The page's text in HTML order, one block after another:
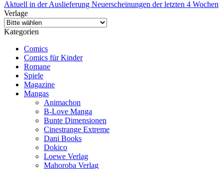
Aktuell in der Auslieferung Neuerscheinungen der letzten 4 Wochen
Verlage
Kategorien
Comics
Comics für Kinder
Romane
Spiele
Magazine
Mangas
Animachon
B-Love Manga
Bunte Dimensionen
Cinestrange Extreme
Dani Books
Dokico
Loewe Verlag
Mahoroba Verlag